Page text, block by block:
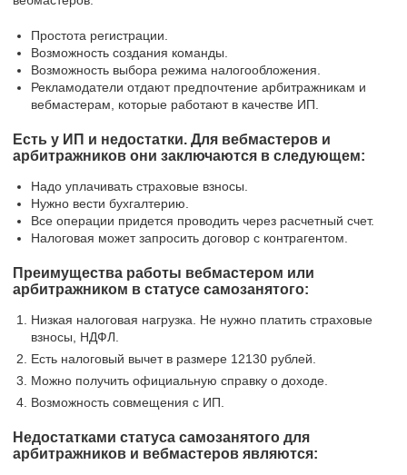
Простота регистрации.
Возможность создания команды.
Возможность выбора режима налогообложения.
Рекламодатели отдают предпочтение арбитражникам и
вебмастерам, которые работают в качестве ИП.
Есть у ИП и недостатки. Для вебмастеров и
арбитражников они заключаются в следующем:
Надо уплачивать страховые взносы.
Нужно вести бухгалтерию.
Все операции придется проводить через расчетный счет.
Налоговая может запросить договор с контрагентом.
Преимущества работы вебмастером или
арбитражником в статусе самозанятого:
Низкая налоговая нагрузка. Не нужно платить страховые
взносы, НДФЛ.
Есть налоговый вычет в размере 12130 рублей.
Можно получить официальную справку о доходе.
Возможность совмещения с ИП.
Недостатками статуса самозанятого для
арбитражников и вебмастеров являются: